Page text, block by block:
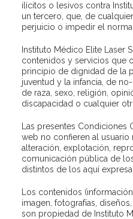
ilícitos o lesivos contra
un tercero, que, de
perjuicio o impedir el
Instituto Médico Elite Laser
contenidos y servicios que
principio de dignidad de la
juventud y la infancia, de
de raza, sexo, religión,
discapacidad o cualquier
Las presentes
web no confieren al
alteración, explotación,
comunicación pública de
distintos de los aquí
Los contenidos
imagen, fotografías,
son propiedad de Instituto